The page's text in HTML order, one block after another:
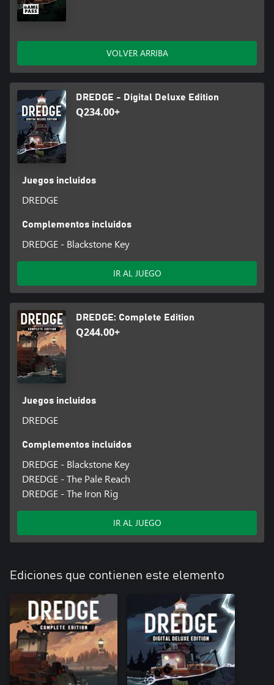
VOLVER ARRIBA
DREDGE - Digital Deluxe Edition
Q234.00+
Juegos incluidos
DREDGE
Complementos incluidos
DREDGE - Blackstone Key
IR AL JUEGO
DREDGE: Complete Edition
Q244.00+
Juegos incluidos
DREDGE
Complementos incluidos
DREDGE - Blackstone Key
DREDGE - The Pale Reach
DREDGE - The Iron Rig
IR AL JUEGO
Ediciones que contienen este elemento